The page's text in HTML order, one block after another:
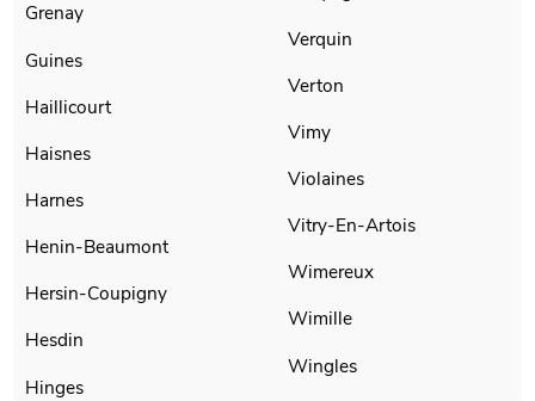
Grenay
Guines
Haillicourt
Haisnes
Harnes
Henin-Beaumont
Hersin-Coupigny
Hesdin
Hinges
Verquin
Verton
Vimy
Violaines
Vitry-En-Artois
Wimereux
Wimille
Wingles